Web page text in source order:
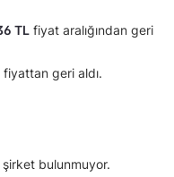
TL fiyat aralığından geri
fiyattan geri aldı.
bulunmuyor.